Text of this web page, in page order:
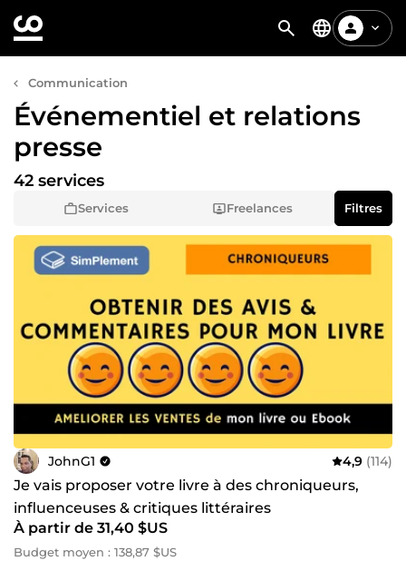
Communication
Événementiel et relations
presse
Services Freelances
42 services
Filtres
JohnG1 4,9 (114)
Je vais proposer votre livre à des chroniqueurs,
influenceuses & critiques littéraires
À partir de 31,40 $US
Budget moyen : 138,87 $US